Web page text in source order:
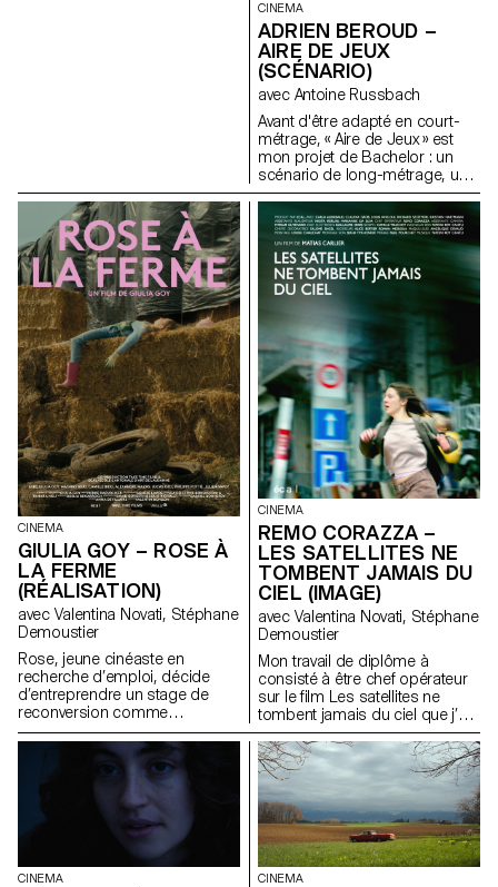
CINEMA
ADRIEN BEROUD –
AIRE DE JEUX
(SCÉNARIO)
avec Antoine Russbach
Avant d'être adapté en court-
métrage, « Aire de Jeux » est
mon projet de Bachelor : un
scénario de long-métrage, une
comédie satirique dans le
monde du théâtre
contemporain.
CINEMA
GIULIA GOY – ROSE À
LA FERME
(RÉALISATION)
avec Valentina Novati, Stéphane
Demoustier
Rose, jeune cinéaste en
recherche d’emploi, décide
d’entreprendre un stage de
reconversion comme
agricultrice. Un récit initiatique
qui questionne notre relation à
la terre, à l’art, au rôle du
cinéaste en tant qu’observateur
de notre monde.
CINEMA
REMO CORAZZA –
LES SATELLITES NE
TOMBENT JAMAIS DU
CIEL (IMAGE)
avec Valentina Novati, Stéphane
Demoustier
Mon travail de diplôme à
consisté à être chef opérateur
sur le film Les satellites ne
tombent jamais du ciel que j’ai
co-réalisé avec Matias Carlier,
alumni de l’Ecal en cinéma
promotion 2022.
CINEMA CINEMA